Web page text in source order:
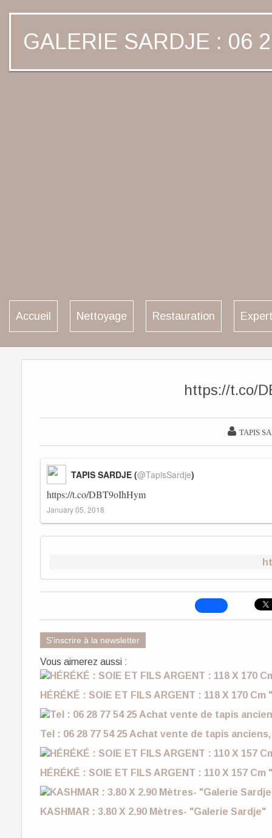
GALERIE SARDJE : 06
Accueil Nettoyage Restauration
https://t.co/
 TAPIS
https://t.co/DBT9oIhHym
TAPIS SARDJE (@TapisSardje)
January 05, 2018
S'inscrire à la newsletter
Vous aimerez aussi :
HÉRÉKÉ : SOIE ET FILS ARGENT : 118 X 170
Tel : 06 28 77 54 25 Achat vente de tapis
HÉRÉKÉ : SOIE ET FILS ARGENT : 110 X 157
KASHMAR : 3.80 X 2.90 Mètres- "Galerie Sardje"